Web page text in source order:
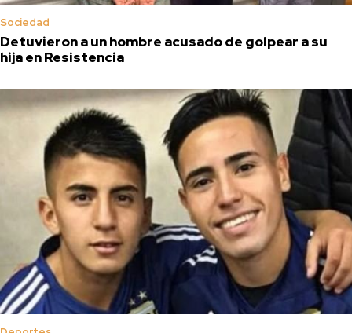
Sociedad
Detuvieron a un hombre acusado de golpear a su
hija en Resistencia